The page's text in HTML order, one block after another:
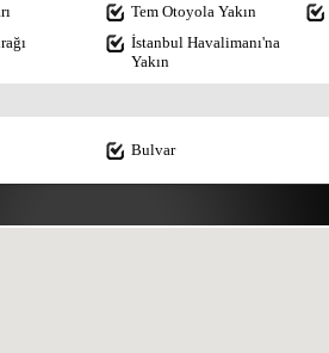
Tem Otoyola Yakın
İstanbul Havalimanı'na
Yakın
Bulvar